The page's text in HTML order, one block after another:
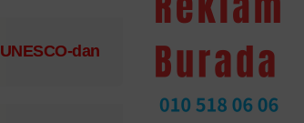
UNESCO-dan